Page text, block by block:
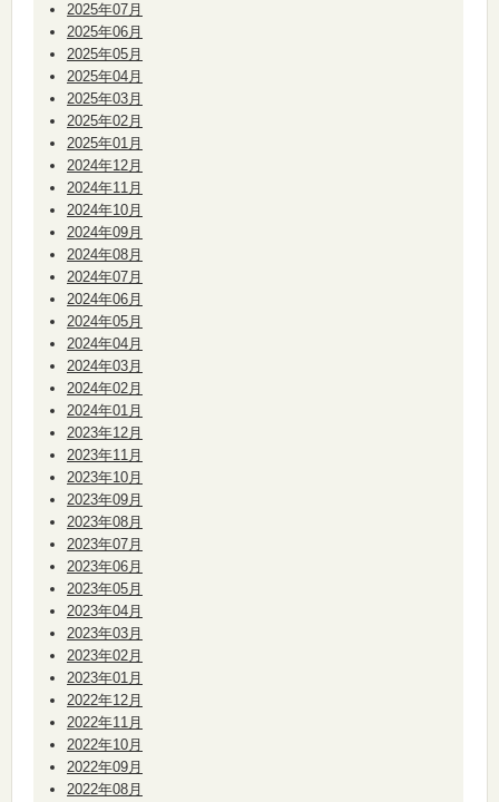
2025年07月
2025年06月
2025年05月
2025年04月
2025年03月
2025年02月
2025年01月
2024年12月
2024年11月
2024年10月
2024年09月
2024年08月
2024年07月
2024年06月
2024年05月
2024年04月
2024年03月
2024年02月
2024年01月
2023年12月
2023年11月
2023年10月
2023年09月
2023年08月
2023年07月
2023年06月
2023年05月
2023年04月
2023年03月
2023年02月
2023年01月
2022年12月
2022年11月
2022年10月
2022年09月
2022年08月